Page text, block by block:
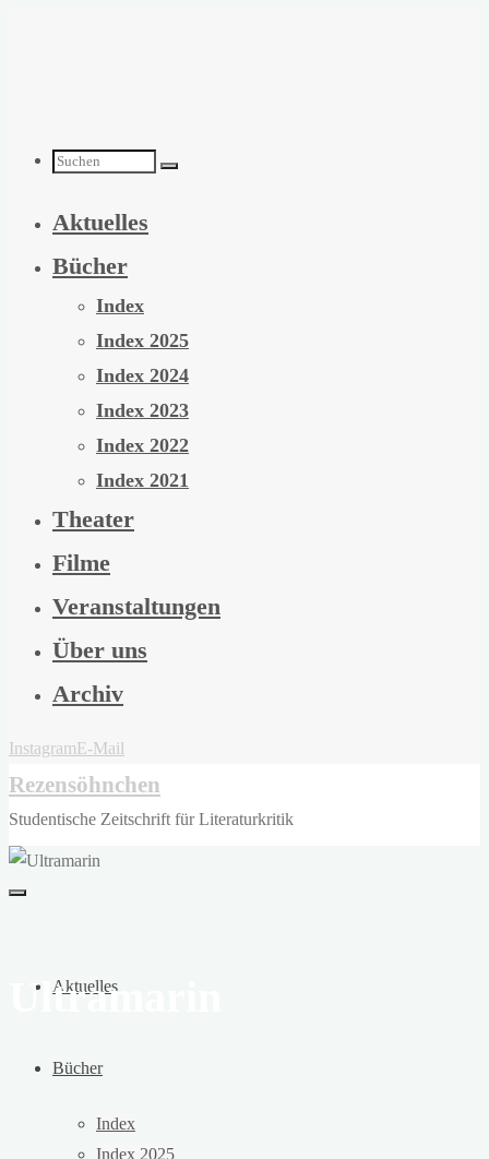
Suchen
nach:
Aktuelles
Bücher
Index
Index 2025
Index 2024
Index 2023
Index 2022
Index 2021
Theater
Filme
Veranstaltungen
Über uns
Archiv
InstagramE-Mail
Rezensöhnchen
Studentische Zeitschrift für Literaturkritik
Aktuelles
Bücher
Index
Index 2025
Ultramarin